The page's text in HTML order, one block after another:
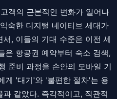
객의 근본적인 변화가 일어나
숙한 디지털 네이티브 세대가
, 이들의 기대 수준은 이전 세
은 항공권 예약부터 숙소 검색,
준비 과정을 손안의 모바일 기
게 '대기'와 '불편한 절차'는 용
같았다. 즉각적이고, 직관적